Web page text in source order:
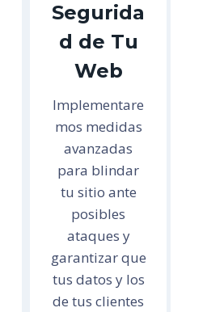
Segurida
d de Tu
Web
Implementare
mos medidas
avanzadas
para blindar
tu sitio ante
posibles
ataques y
garantizar que
tus datos y los
de tus clientes